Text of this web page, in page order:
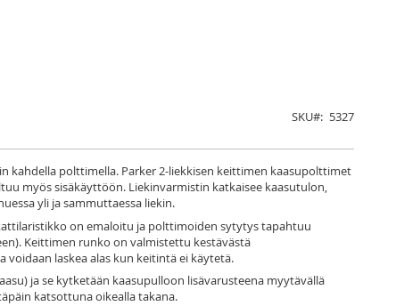
SKU 5327
kahdella polttimella. Parker 2-liekkisen keittimen kaasupolttimet
myös sisäkäyttöön. Liekinvarmistin katkaisee kaasutulon,
yli ja sammuttaessa liekin.
on emaloitu ja polttimoiden sytytys tapahtuu
Keittimen runko on valmistettu kestävästä
laskea alas kun keitintä ei käytetä.
ja se kytketään kaasupulloon lisävarusteena myytävällä
katsottuna oikealla takana.